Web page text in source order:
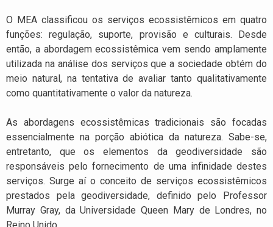
O MEA classificou os serviços ecossistêmicos em quatro
funções: regulação, suporte, provisão e culturais. Desde
então, a abordagem ecossistêmica vem sendo amplamente
utilizada na análise dos serviços que a sociedade obtém do
meio natural, na tentativa de avaliar tanto qualitativamente
como quantitativamente o valor da natureza.
As abordagens ecossistêmicas tradicionais são focadas
essencialmente na porção abiótica da natureza. Sabe-se,
entretanto, que os elementos da geodiversidade são
responsáveis pelo fornecimento de uma infinidade destes
serviços. Surge aí o conceito de serviços ecossistêmicos
prestados pela geodiversidade, definido pelo Professor
Murray Gray, da Universidade Queen Mary de Londres, no
Reino Unido.